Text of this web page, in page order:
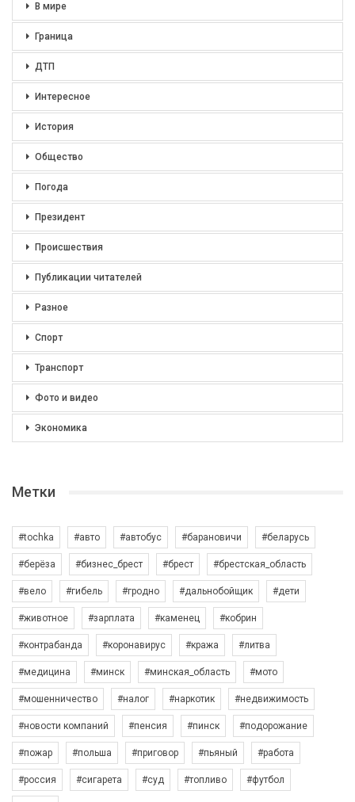
В мире
Граница
ДТП
Интересное
История
Общество
Погода
Президент
Происшествия
Публикации читателей
Разное
Спорт
Транспорт
Фото и видео
Экономика
Метки
#tochka #авто #автобус #барановичи #беларусь
#берёза #бизнес_брест #брест #брестская_область
#вело #гибель #гродно #дальнобойщик #дети
#животное #зарплата #каменец #кобрин
#контрабанда #коронавирус #кража #литва
#медицина #минск #минская_область #мото
#мошенничество #налог #наркотик #недвижимость
#новости компаний #пенсия #пинск #подорожание
#пожар #польша #приговор #пьяный #работа
#россия #сигарета #суд #топливо #футбол